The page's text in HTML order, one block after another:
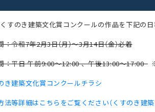
すのき建築文化賞コンクールの作品を下記の
：令和7年2月3日（月）～3月14日（金）必着
：平日 午前9:00～12:00 、午後13:00～17:00
建築文化賞コンクールチラシ
等詳細はこちらをご覧ください（くすのき建築